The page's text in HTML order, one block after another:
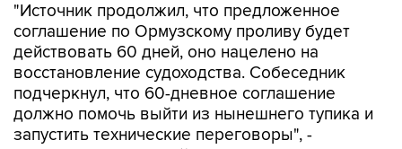
"Источник продолжил, что предложенное
соглашение по Ормузскому проливу будет
действовать 60 дней, оно нацелено на
восстановление судоходства. Собеседник
подчеркнул, что 60-дневное соглашение
должно помочь выйти из нынешнего тупика и
запустить технические переговоры", -